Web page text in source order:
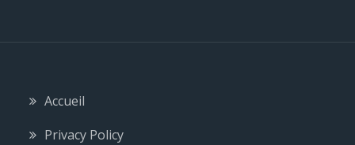
Accueil
Privacy Policy